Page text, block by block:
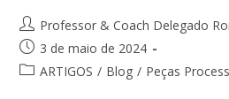
Professor & Coach Delegado
3 de maio de 2024
ARTIGOS / Blog / Peças